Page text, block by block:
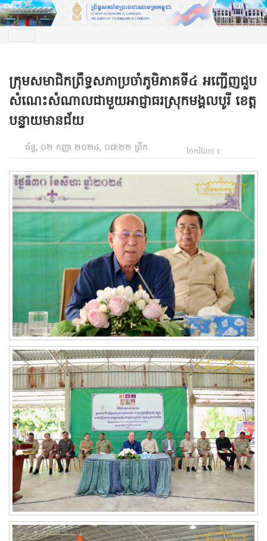
ក្រុមសមាជិកព្រឹទ្ធសភាប្រចាំភូមិភាគទី៤ អញ្ជើញជួប
សំណេះសំណាលជាមួយអាជ្ញាធរស្រុកមង្គលបូរី ខេត្ត
បន្ទាយមានជ័យ
ច័ន្ទ, ០២ កញ្ញា ២០២៤, ០៧:២២ ព្រឹក ចែករំលែក ៖